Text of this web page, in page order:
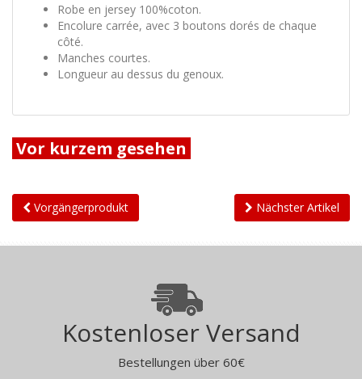
Robe en jersey 100%coton.
Encolure carrée, avec 3 boutons dorés de chaque
côté.
Manches courtes.
Longueur au dessus du genoux.
Vor kurzem gesehen
Vorgängerprodukt Nächster Artikel
Kostenloser Versand
Bestellungen über 60€